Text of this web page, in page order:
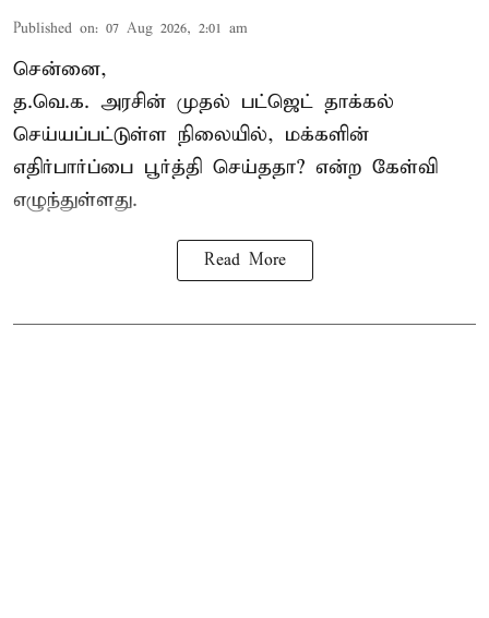
Published on: 07 Aug 2026, 2:01 am
சென்னை,
த.வெ.க. அரசின் முதல் பட்ஜெட் தாக்கல்
செய்யப்பட்டுள்ள நிலையில், மக்களின்
எதிர்பார்ப்பை பூர்த்தி செய்ததா? என்ற கேள்வி
எழுந்துள்ளது.
Read More